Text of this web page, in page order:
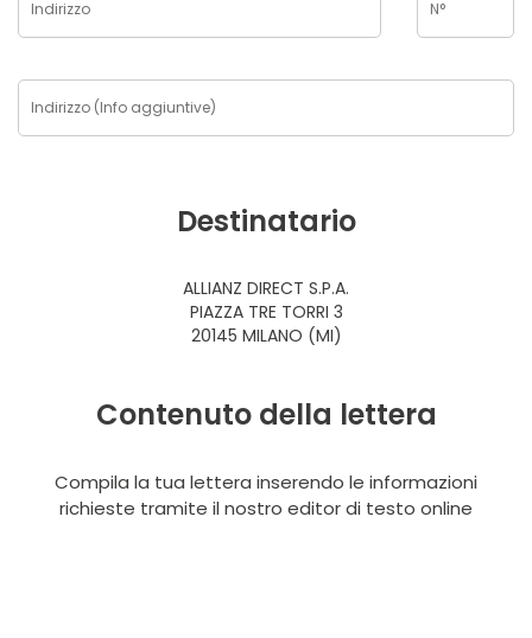
Destinatario
ALLIANZ DIRECT S.P.A.
PIAZZA TRE TORRI 3
20145 MILANO (MI)
Contenuto della lettera
Compila la tua lettera inserendo le informazioni
richieste tramite il nostro editor di testo online